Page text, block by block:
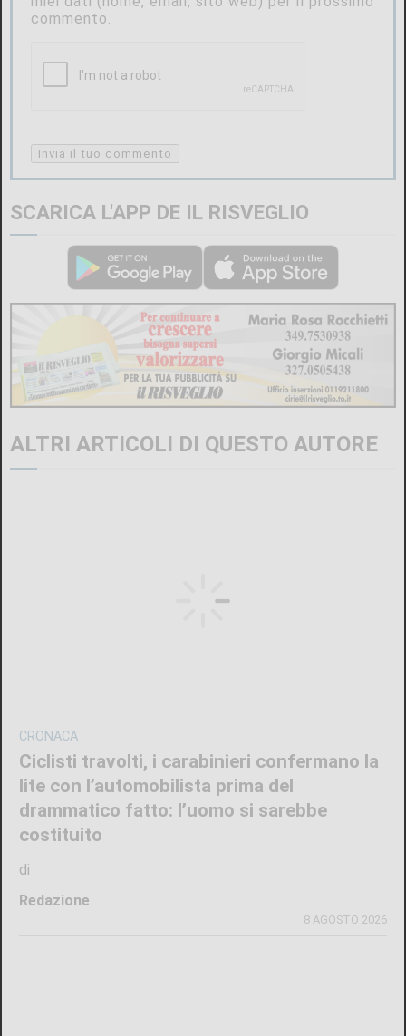
commento.
SCARICA L'APP DE IL RISVEGLIO
ALTRI ARTICOLI DI QUESTO AUTORE
CRONACA
Ciclisti travolti, i carabinieri confermano la
lite con l’automobilista prima del
drammatico fatto: l’uomo si sarebbe
costituito
di
Redazione
8 AGOSTO 2026